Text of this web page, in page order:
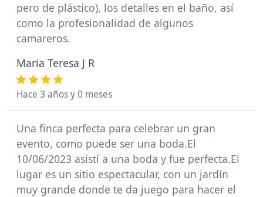
pero de plástico), los detalles en el baño, así
como la profesionalidad de algunos
camareros.
Maria Teresa J R
Hace 3 años y 0 meses
Una finca perfecta para celebrar un gran
evento, como puede ser una boda.El
10/06/2023 asistí a una boda y fue perfecta.El
lugar es un sitio espectacular, con un jardín
muy grande donde te da juego para hacer el